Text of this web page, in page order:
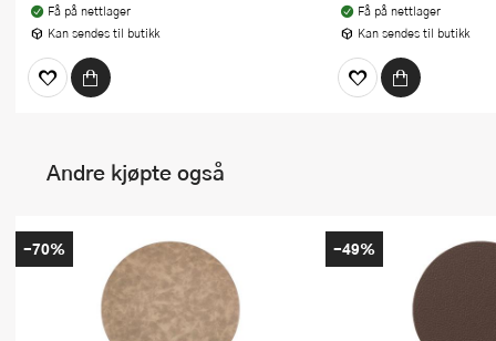
Få på nettlager
Kan sendes til butikk
Få på nettlager
Kan sendes til butikk
Andre kjøpte også
-70% -49%